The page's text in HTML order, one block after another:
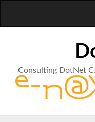
Consulting DotNet